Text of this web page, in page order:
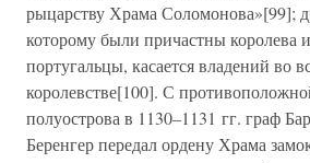
рыцарству Храма Соломонова»[99];
которому были причастны королева
португальцы, касается владений во
королевстве[100]. С
полуострова в 1130–1131 гг. граф
Беренгер передал ордену Храма